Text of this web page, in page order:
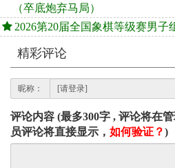
（卒底炮弃马局）
2026第20届全国象棋等级赛男子
精彩评论
昵称：
评论内容 (最多300字 , 评论将在
员评论将直接显示， 如何验证？)